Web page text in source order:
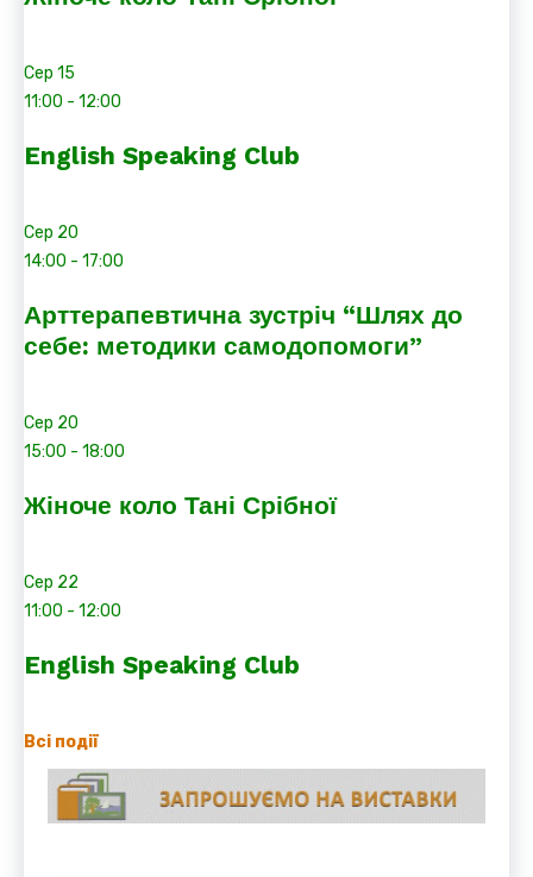
Сер 15
11:00 - 12:00
English Speaking Club
Сер 20
14:00 - 17:00
Арттерапевтична зустріч “Шлях до
себе: методики самодопомоги”
Сер 20
15:00 - 18:00
Жіноче коло Тані Срібної
Сер 22
11:00 - 12:00
English Speaking Club
Всі події